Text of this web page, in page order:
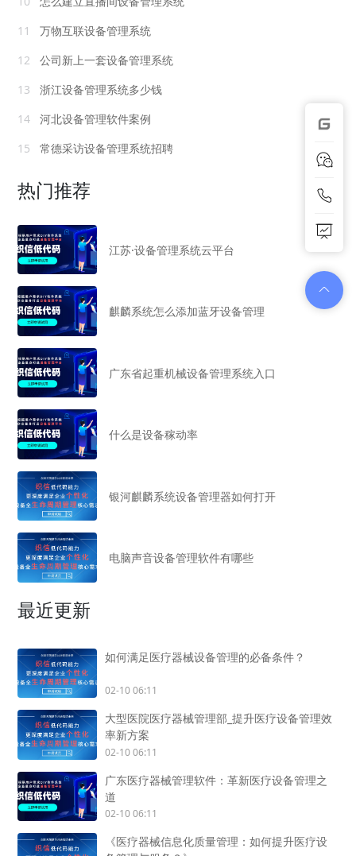
11
万物互联设备管理系统
12
公司新上一套设备管理系统
13
浙江设备管理系统多少钱
14
河北设备管理软件案例
15
常德采访设备管理系统招聘
热门推荐
江苏·设备管理系统云平台
麒麟系统怎么添加蓝牙设备管理
广东省起重机械设备管理系统入口
什么是设备稼动率
银河麒麟系统设备管理器如何打开
电脑声音设备管理软件有哪些
最近更新
如何满足医疗器械设备管理的必备条件？
02-10 06:11
大型医院医疗器械管理部_提升医疗设备管理效
率新方案
02-10 06:11
广东医疗器械管理软件：革新医疗设备管理之
道
02-10 06:11
《医疗器械信息化质量管理：如何提升医疗设